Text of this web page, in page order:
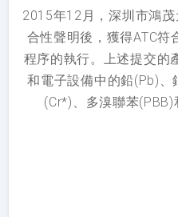
2015年12月，深圳市鴻
合性聲明後，獲得ATC
程序的執行。上述提交的
和電子設備中的鉛(Pb)、
(Cr*)、多溴聯苯(PBB)